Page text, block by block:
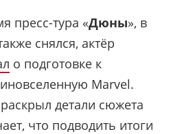
пресс-тура «Дюны», в
снялся, актёр
о подготовке к
Marvel.
детали сюжета
что подводить итоги